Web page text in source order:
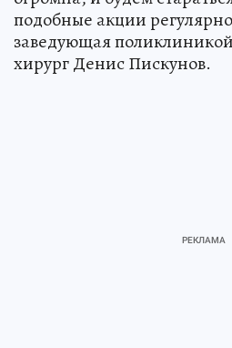
подобные акции
заведующая
хирург Денис Пискунов.